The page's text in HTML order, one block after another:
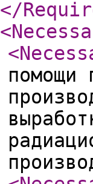
</
помощи